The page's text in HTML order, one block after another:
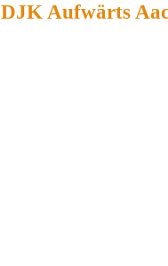
DJK Aufwärts